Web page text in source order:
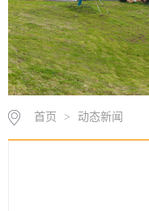
首页 > 动态新闻